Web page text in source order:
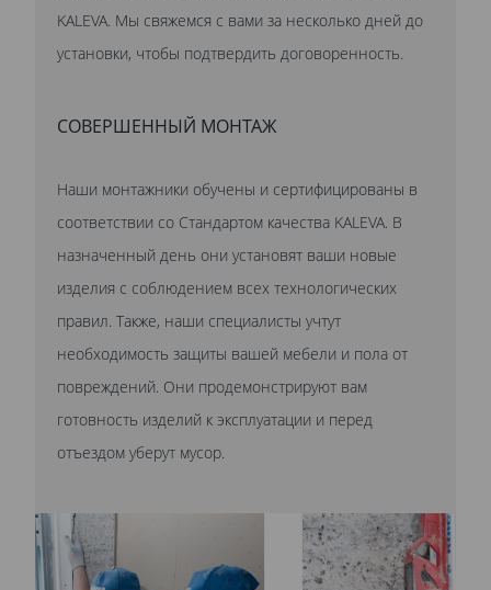
KALEVA. Мы свяжемся с вами за несколько дней до
установки, чтобы подтвердить договоренность.
СОВЕРШЕННЫЙ МОНТАЖ
Наши монтажники обучены и сертифицированы в
соответствии со Стандартом качества KALEVA. В
назначенный день они установят ваши новые
изделия с соблюдением всех технологических
правил. Также, наши специалисты учтут
необходимость защиты вашей мебели и пола от
повреждений. Они продемонстрируют вам
готовность изделий к эксплуатации и перед
отъездом уберут мусор.